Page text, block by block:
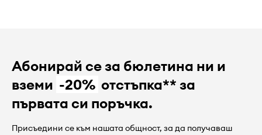
Абонирай се за бюлетина ни и
вземи -20% отстъпка** за
първата си поръчка.
Присъедини се към нашата общност, за да получаваш